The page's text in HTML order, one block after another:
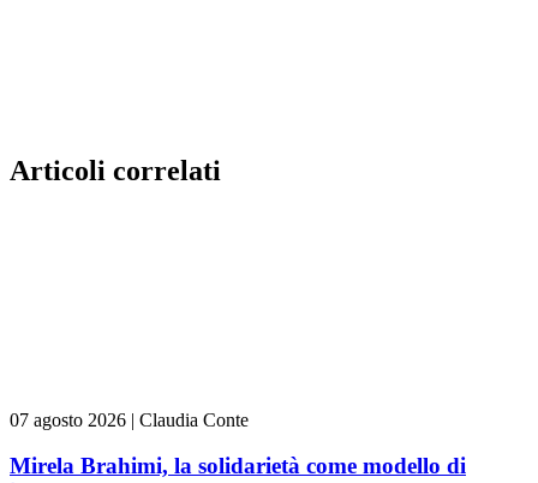
Articoli correlati
07 agosto 2026 | Claudia Conte
Mirela Brahimi, la solidarietà come modello di